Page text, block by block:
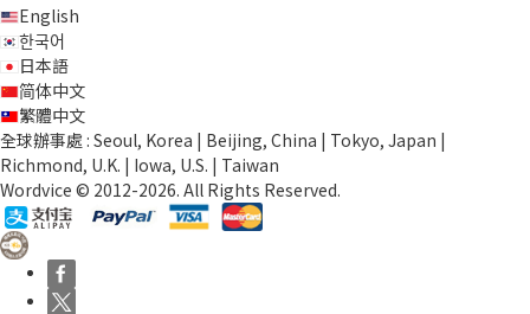
English
한국어
日本語
简体中文
繁體中文
全球辦事處 : Seoul, Korea | Beijing, China | Tokyo, Japan |
Richmond, U.K. | Iowa, U.S. | Taiwan
Wordvice © 2012-2026. All Rights Reserved.